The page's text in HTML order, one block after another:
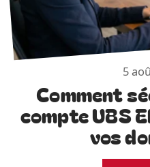
5
Comment
compte UBS
vos